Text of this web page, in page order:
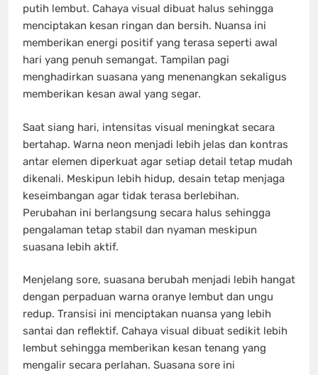
putih lembut. Cahaya visual dibuat halus sehingga
menciptakan kesan ringan dan bersih. Nuansa ini
memberikan energi positif yang terasa seperti awal
hari yang penuh semangat. Tampilan pagi
menghadirkan suasana yang menenangkan sekaligus
memberikan kesan awal yang segar.
Saat siang hari, intensitas visual meningkat secara
bertahap. Warna neon menjadi lebih jelas dan kontras
antar elemen diperkuat agar setiap detail tetap mudah
dikenali. Meskipun lebih hidup, desain tetap menjaga
keseimbangan agar tidak terasa berlebihan.
Perubahan ini berlangsung secara halus sehingga
pengalaman tetap stabil dan nyaman meskipun
suasana lebih aktif.
Menjelang sore, suasana berubah menjadi lebih hangat
dengan perpaduan warna oranye lembut dan ungu
redup. Transisi ini menciptakan nuansa yang lebih
santai dan reflektif. Cahaya visual dibuat sedikit lebih
lembut sehingga memberikan kesan tenang yang
mengalir secara perlahan. Suasana sore ini